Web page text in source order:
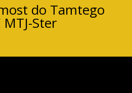
do Tamtego
Ster